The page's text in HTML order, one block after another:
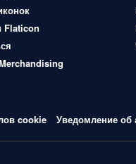
Flaticon
cookie Уведомление об